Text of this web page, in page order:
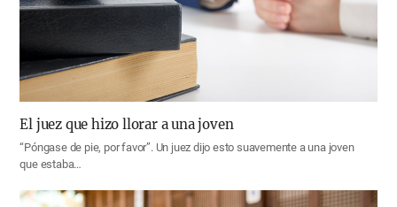
El juez que hizo llorar a una joven
“Póngase de pie, por favor”. Un juez dijo esto suavemente a una joven
que estaba…